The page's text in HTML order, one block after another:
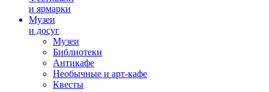
и ярмарки
Музеи
и досуг
Музеи
Библиотеки
Антикафе
Необычные и арт-кафе
Квесты